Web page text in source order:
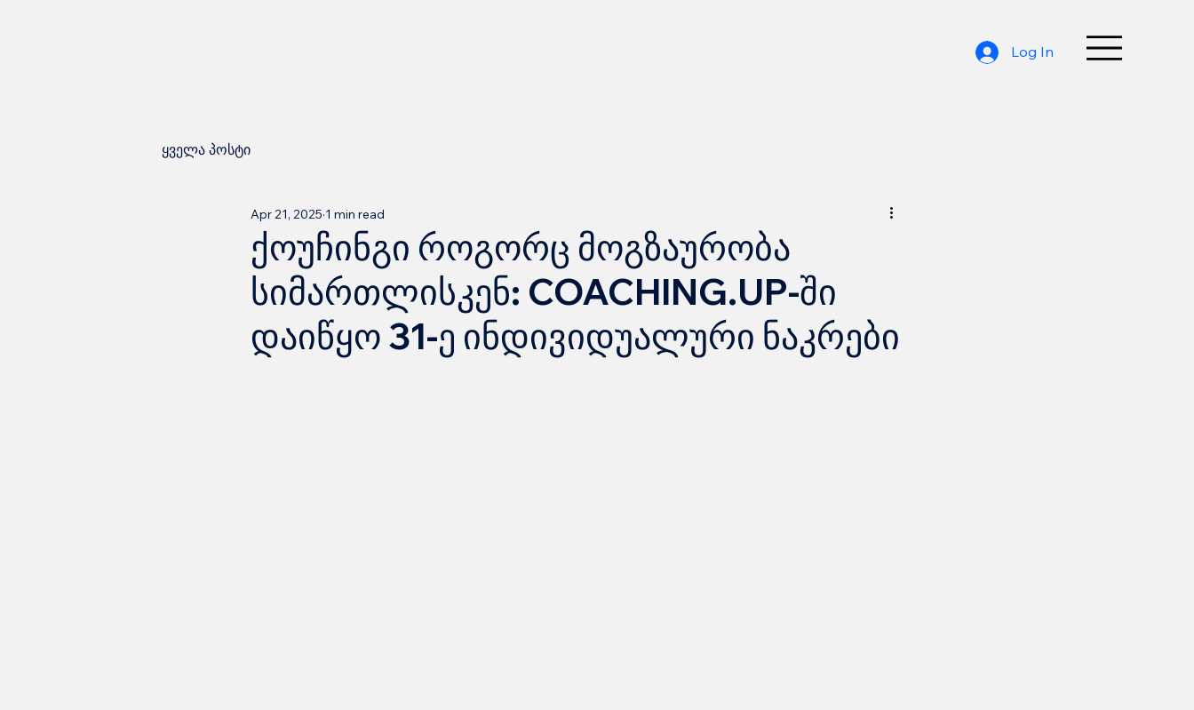
Log In
ყველა პოსტი
ქოუჩინგი როგორც მოგზაურობა
სიმართლისკენ: COACHING.UP-ში
დაიწყო 31-ე ინდივიდუალური ნაკრები
Apr 21, 2025 1 min read